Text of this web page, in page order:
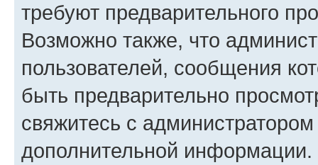
требуют предварительного
Возможно также, что
пользователей, сообщения
быть предварительно
свяжитесь с
дополнительной информации.